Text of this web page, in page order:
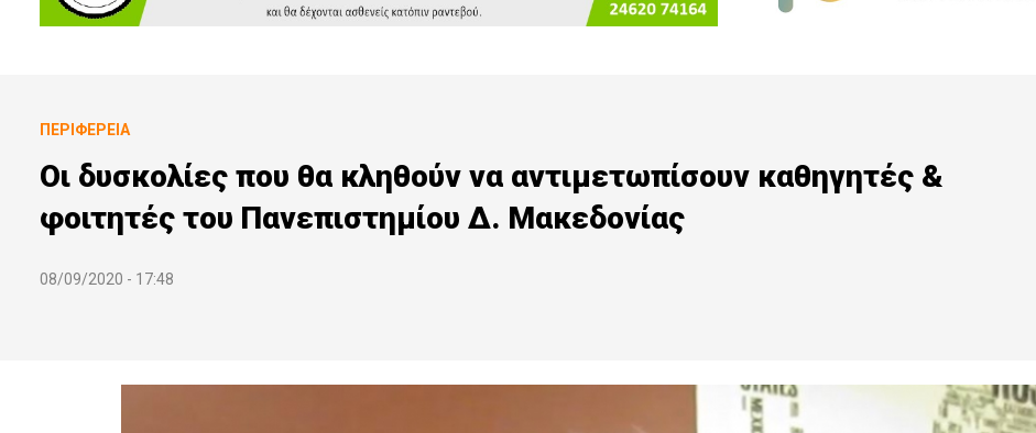
ΠΕΡΙΦΈΡΕΙΑ
Οι δυσκολίες που θα κληθούν να αντιμετωπίσουν καθηγητές &
φοιτητές του Πανεπιστημίου Δ. Μακεδονίας
08/09/2020 - 17:48